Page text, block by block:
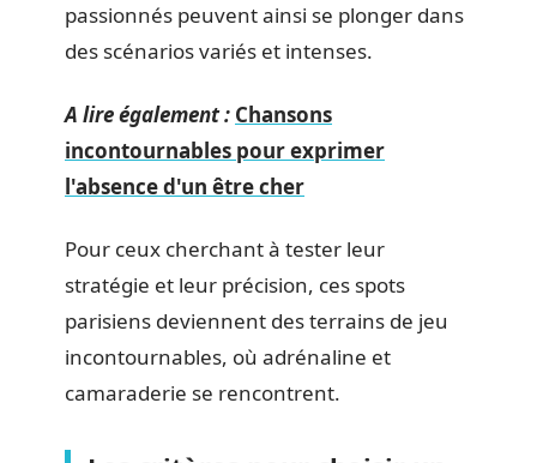
passionnés peuvent ainsi se plonger dans
des scénarios variés et intenses.
A lire également : Chansons
incontournables pour exprimer
l'absence d'un être cher
Pour ceux cherchant à tester leur
stratégie et leur précision, ces spots
parisiens deviennent des terrains de jeu
incontournables, où adrénaline et
camaraderie se rencontrent.